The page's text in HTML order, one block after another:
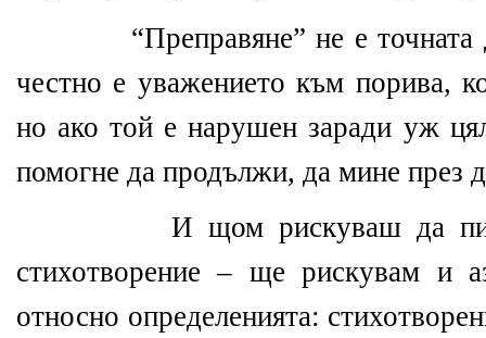
“Преправяне” не е
честно е уважението към порива,
но ако той е нарушен заради уж
помогне да продължи, да мине през
И щом рискуваш да
стихотворение – ще рискувам и
относно определенията: